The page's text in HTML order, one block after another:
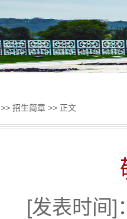
>> 招生简章 >> 正文
[发表时间